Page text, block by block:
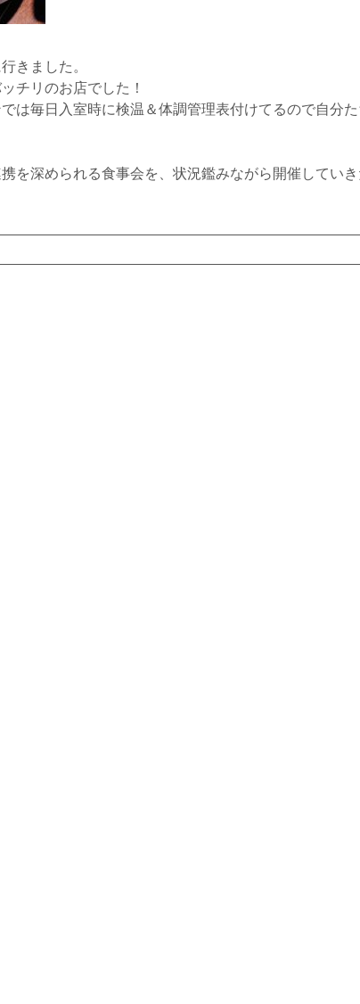
きました。
チリのお店でした！
は毎日入室時に検温＆体調管理表付けてるので自分
を深められる食事会を、状況鑑みながら開催してい